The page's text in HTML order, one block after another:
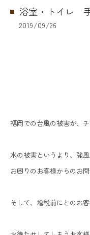
浴室・トイレ
2019/09/26
福岡での台風の被害が、
水の被害というより、強
お困りのお客様からのお
そして、増税前にとのお